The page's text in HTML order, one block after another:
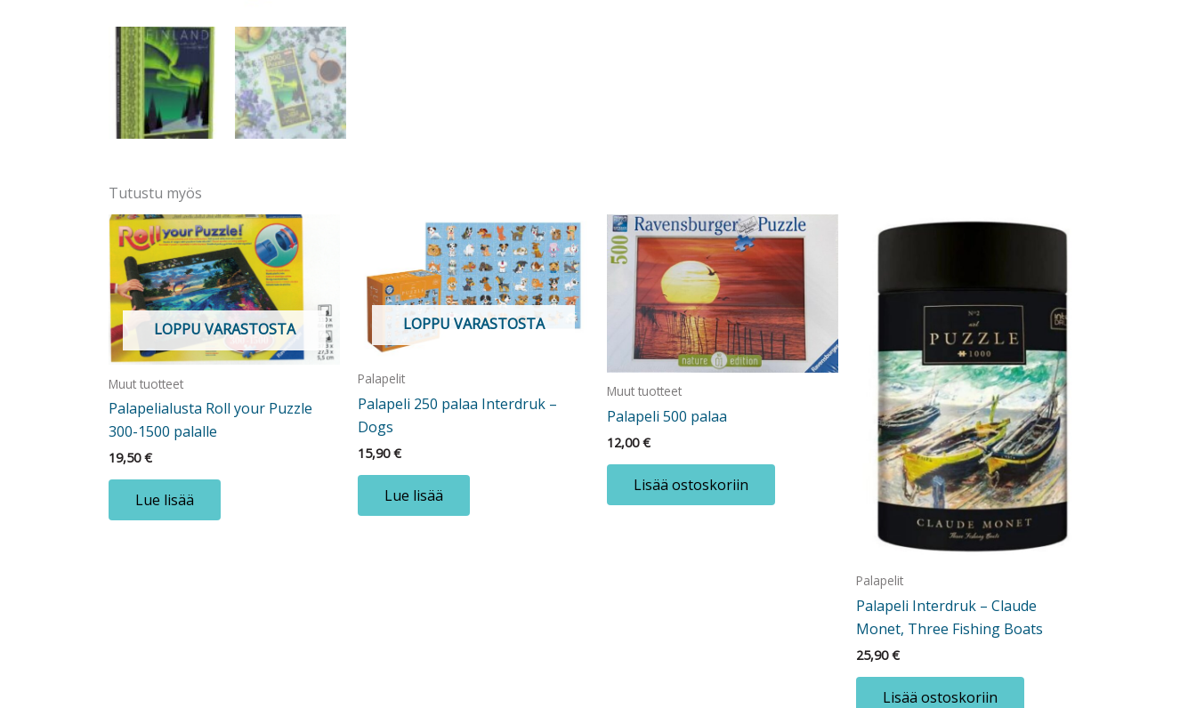
Tutustu myös
LOPPU VARASTOSTA
Muut tuotteet
Palapelialusta Roll your Puzzle
300-1500 palalle
19,50€
Lue lisää
LOPPU VARASTOSTA
Palapelit
Palapeli 250 palaa Interdruk –
Dogs
15,90€
Lue lisää
Muut tuotteet
Palapeli 500 palaa
12,00€
Lisää ostoskoriin
Palapelit
Palapeli Interdruk – Claude
Monet, Three Fishing Boats
25,90€
Lisää ostoskoriin